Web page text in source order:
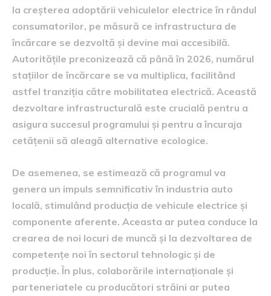
la creșterea adoptării vehiculelor electrice în rândul
consumatorilor, pe măsură ce infrastructura de
încărcare se dezvoltă și devine mai accesibilă.
Autoritățile preconizează că până în 2026, numărul
stațiilor de încărcare se va multiplica, facilitând
astfel tranziția către mobilitatea electrică. Această
dezvoltare infrastructurală este crucială pentru a
asigura succesul programului și pentru a încuraja
cetățenii să aleagă alternative ecologice.
De asemenea, se estimează că programul va
genera un impuls semnificativ în industria auto
locală, stimulând producția de vehicule electrice și
componente aferente. Aceasta ar putea conduce la
crearea de noi locuri de muncă și la dezvoltarea de
competențe noi în sectorul tehnologic și de
producție. În plus, colaborările internaționale și
parteneriatele cu producători străini ar putea